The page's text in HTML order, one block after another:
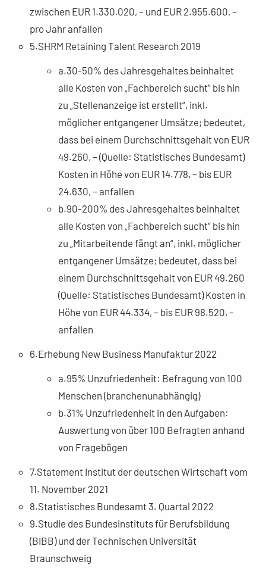
zwischen EUR 1.330.020, – und EUR 2.955.600, –
pro Jahr anfallen
5.SHRM Retaining Talent Research 2019
a.30-50% des Jahresgehaltes beinhaltet
alle Kosten von „Fachbereich sucht“ bis hin
zu „Stellenanzeige ist erstellt“, inkl.
möglicher entgangener Umsätze; bedeutet,
dass bei einem Durchschnittsgehalt von EUR
49.260, – (Quelle: Statistisches Bundesamt)
Kosten in Höhe von EUR 14.778, – bis EUR
24.630, – anfallen
b.90-200% des Jahresgehaltes beinhaltet
alle Kosten von „Fachbereich sucht“ bis hin
zu „Mitarbeitende fängt an“, inkl. möglicher
entgangener Umsätze; bedeutet, dass bei
einem Durchschnittsgehalt von EUR 49.260
(Quelle: Statistisches Bundesamt) Kosten in
Höhe von EUR 44.334, – bis EUR 98.520, –
anfallen
6.Erhebung New Business Manufaktur 2022
a.95% Unzufriedenheit: Befragung von 100
Menschen (branchenunabhängig)
b.31% Unzufriedenheit in den Aufgaben:
Auswertung von über 100 Befragten anhand
von Fragebögen
7.Statement Institut der deutschen Wirtschaft vom
11. November 2021
8.Statistisches Bundesamt 3. Quartal 2022
9.Studie des Bundesinstituts für Berufsbildung
(BIBB) und der Technischen Universität
Braunschweig